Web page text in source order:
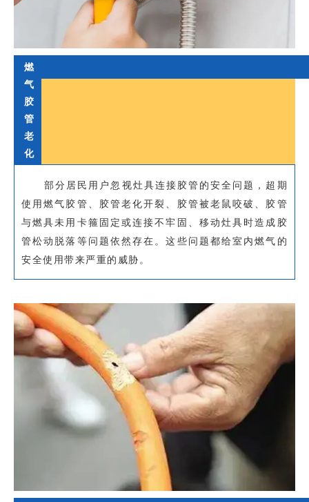
燃
气
胶
管
老
化
部分居民用户忽视灶具连接胶管的安全问题，超期
使用燃气胶管、胶管老化开裂、胶管被老鼠咬破、胶管
与燃具未用卡箍固定或连接不牢固、移动灶具时造成胶
管松动脱落等问题依然存在。这些问题都给室内燃气的
安全使用带来严重的威胁。